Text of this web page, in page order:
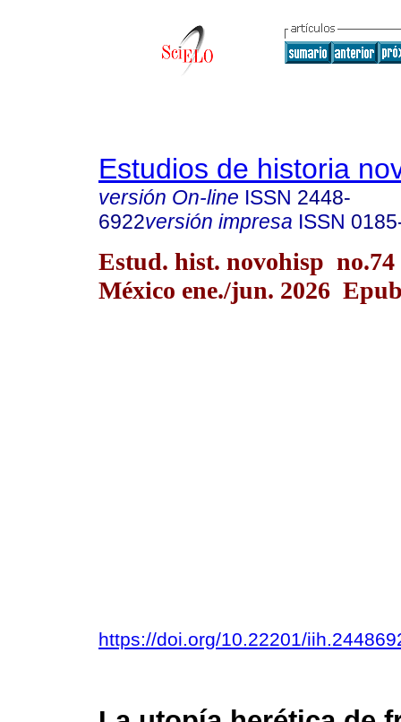
Estudios de historia
versión On-line ISSN 2448-
6922versión impresa ISSN
Estud. hist. novohisp
México ene./jun. 2026
https://doi.org/10.22201/